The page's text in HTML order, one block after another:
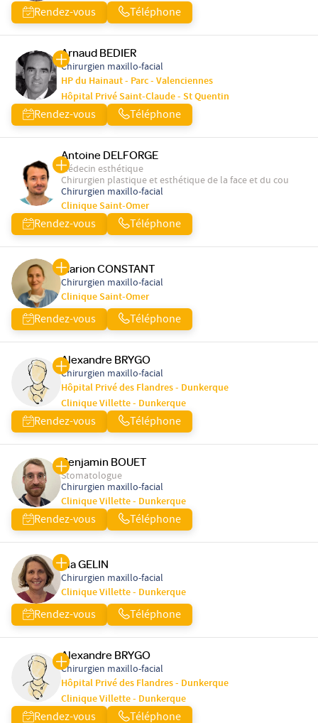
Rendez-vous Téléphone
Arnaud BEDIER
Chirurgien maxillo-facial
HP du Hainaut - Parc - Valenciennes
Hôpital Privé Saint-Claude - St Quentin
Rendez-vous Téléphone
Antoine DELFORGE
Médecin esthétique
Chirurgien plastique et esthétique de la face et du cou
Chirurgien maxillo-facial
Clinique Saint-Omer
Rendez-vous Téléphone
Marion CONSTANT
Chirurgien maxillo-facial
Clinique Saint-Omer
Rendez-vous Téléphone
Alexandre BRYGO
Chirurgien maxillo-facial
Hôpital Privé des Flandres - Dunkerque
Clinique Villette - Dunkerque
Rendez-vous Téléphone
Benjamin BOUET
Stomatologue
Chirurgien maxillo-facial
Clinique Villette - Dunkerque
Rendez-vous Téléphone
Pia GELIN
Chirurgien maxillo-facial
Clinique Villette - Dunkerque
Rendez-vous Téléphone
Alexandre BRYGO
Chirurgien maxillo-facial
Hôpital Privé des Flandres - Dunkerque
Clinique Villette - Dunkerque
Rendez-vous Téléphone